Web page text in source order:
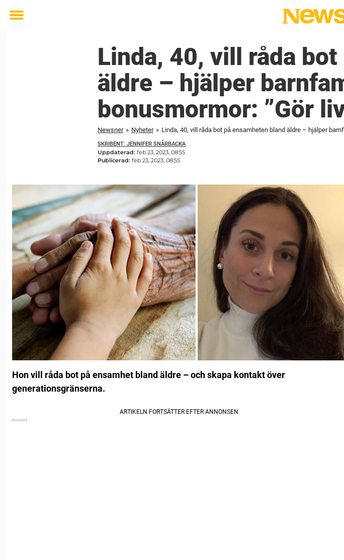
Toggle
Linda, 40, vill råda
äldre – hjälper
bonusmormor: ”Gör
Newsner » Nyheter » Linda, 40, vill råda bot på ensamheten bland äldre – hjälper
SKRIBENT: JENNIFER SNÅRBACKA
Uppdaterad: feb 23, 2023, 08:55
Publicerad: feb 23, 2023, 08:55
Hon vill råda bot på ensamhet bland äldre – och skapa kontakt över
generationsgränserna.